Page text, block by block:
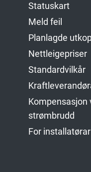
Statuskart
Meld feil
Planlagde
Nettleigepriser
Standardvilkår
Kompensasjon
strømbrudd
For installatørar